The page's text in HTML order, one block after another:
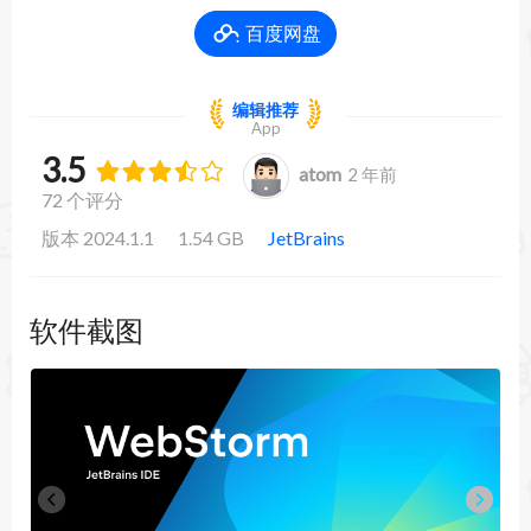
百度网盘
编辑推荐
App
3.5
72 个评分
atom 2 年前
版本 2024.1.1 1.54 GB JetBrains
软件截图